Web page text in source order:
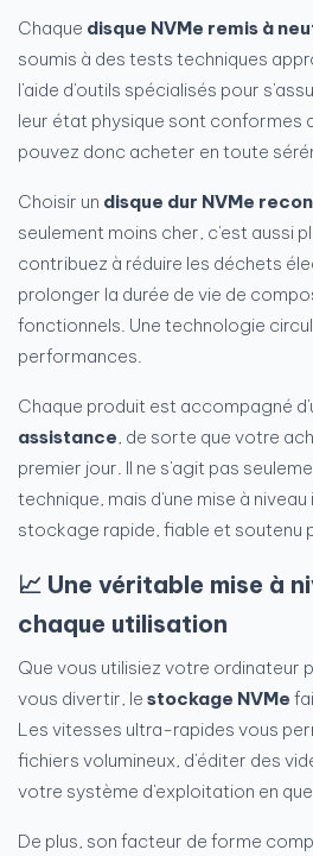
Chaque disque NVMe remis à
soumis à des tests techniques
l'aide d'outils spécialisés pour
leur état physique sont conformes
pouvez donc acheter en toute
Choisir un disque dur NVMe
seulement moins cher, c'est aussi
contribuez à réduire les déchets
prolonger la durée de vie de
fonctionnels. Une technologie
performances.
Chaque produit est accompagné
assistance, de sorte que votre
premier jour. Il ne s'agit pas
technique, mais d'une mise à
stockage rapide, fiable et soutenu
📈 Une véritable mise à
chaque utilisation
Que vous utilisiez votre ordinateur
vous divertir, le stockage NVMe
Les vitesses ultra-rapides vous
fichiers volumineux, d'éditer des
votre système d'exploitation en
De plus, son facteur de forme